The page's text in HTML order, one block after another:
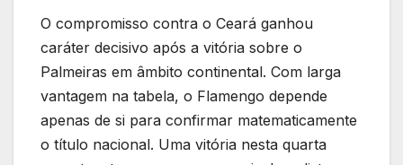
O compromisso contra o Ceará ganhou
caráter decisivo após a vitória sobre o
Palmeiras em âmbito continental. Com larga
vantagem na tabela, o Flamengo depende
apenas de si para confirmar matematicamente
o título nacional. Uma vitória nesta quarta